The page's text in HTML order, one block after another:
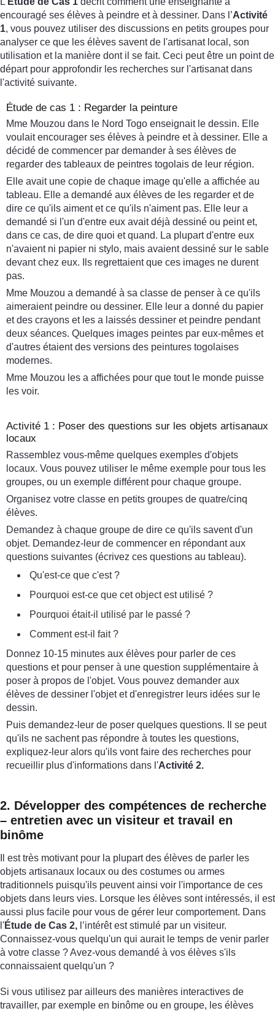
encouragé ses élèves à peindre et à dessiner. Dans l’Activité
1, vous pouvez utiliser des discussions en petits groupes pour
analyser ce que les élèves savent de l'artisanat local, son
utilisation et la manière dont il se fait. Ceci peut être un point de
départ pour approfondir les recherches sur l'artisanat dans
l'activité suivante.
Étude de cas 1 : Regarder la peinture
Mme Mouzou dans le Nord Togo enseignait le dessin. Elle
voulait encourager ses élèves à peindre et à dessiner. Elle a
décidé de commencer par demander à ses élèves de
regarder des tableaux de peintres togolais de leur région.
Elle avait une copie de chaque image qu'elle a affichée au
tableau. Elle a demandé aux élèves de les regarder et de
dire ce qu'ils aiment et ce qu'ils n'aiment pas. Elle leur a
demandé si l'un d'entre eux avait déjà dessiné ou peint et,
dans ce cas, de dire quoi et quand. La plupart d'entre eux
n'avaient ni papier ni stylo, mais avaient dessiné sur le sable
devant chez eux. Ils regrettaient que ces images ne durent
pas.
Mme Mouzou a demandé à sa classe de penser à ce qu'ils
aimeraient peindre ou dessiner. Elle leur a donné du papier
et des crayons et les a laissés dessiner et peindre pendant
deux séances. Quelques images peintes par eux-mêmes et
d'autres étaient des versions des peintures togolaises
modernes.
Mme Mouzou les a affichées pour que tout le monde puisse
les voir.
Activité 1 : Poser des questions sur les objets artisanaux
locaux
Rassemblez vous-même quelques exemples d'objets
locaux. Vous pouvez utiliser le même exemple pour tous les
groupes, ou un exemple différent pour chaque groupe.
Organisez votre classe en petits groupes de quatre/cinq
élèves.
Demandez à chaque groupe de dire ce qu'ils savent d'un
objet. Demandez-leur de commencer en répondant aux
questions suivantes (écrivez ces questions au tableau).
Qu'est-ce que c'est ?
Pourquoi est-ce que cet object est utilisé ?
Pourquoi était-il utilisé par le passé ?
Comment est-il fait ?
Donnez 10-15 minutes aux élèves pour parler de ces
questions et pour penser à une question supplémentaire à
poser à propos de l'objet. Vous pouvez demander aux
élèves de dessiner l'objet et d'enregistrer leurs idées sur le
dessin.
Puis demandez-leur de poser quelques questions. Il se peut
qu'ils ne sachent pas répondre à toutes les questions,
expliquez-leur alors qu'ils vont faire des recherches pour
recueillir plus d'informations dans l'Activité 2.
2. Développer des compétences de recherche
– entretien avec un visiteur et travail en
binôme
Il est très motivant pour la plupart des élèves de parler les
objets artisanaux locaux ou des costumes ou armes
traditionnels puisqu'ils peuvent ainsi voir l'importance de ces
objets dans leurs vies. Lorsque les élèves sont intéressés, il est
aussi plus facile pour vous de gérer leur comportement. Dans
l'Étude de Cas 2, l’intérêt est stimulé par un visiteur.
Connaissez-vous quelqu'un qui aurait le temps de venir parler
à votre classe ? Avez-vous demandé à vos élèves s'ils
connaissaient quelqu'un ?
Si vous utilisez par ailleurs des manières interactives de
travailler, par exemple en binôme ou en groupe, les élèves